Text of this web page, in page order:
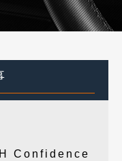
Confidence